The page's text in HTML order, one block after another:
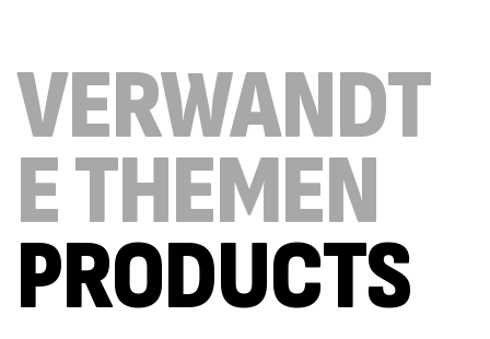
VERWANDT
E THEMEN
PRODUCTS